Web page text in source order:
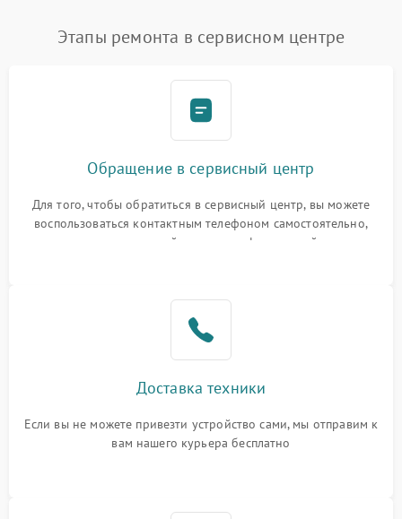
Этапы ремонта в сервисном центре
Обращение в сервисный центр
Для того, чтобы обратиться в сервисный центр, вы можете
воспользоваться контактным телефоном самостоятельно,
или оставить свой номер телефона на сайте
Доставка техники
Если вы не можете привезти устройство сами, мы отправим к
вам нашего курьера бесплатно